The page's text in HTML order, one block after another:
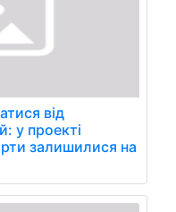
від
у проекті
залишилися на